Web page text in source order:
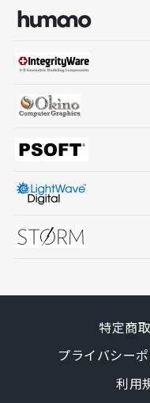
特定商
プライバシー
利用